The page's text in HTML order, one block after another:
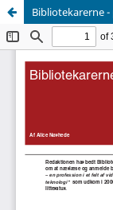
Bibliotekarerne